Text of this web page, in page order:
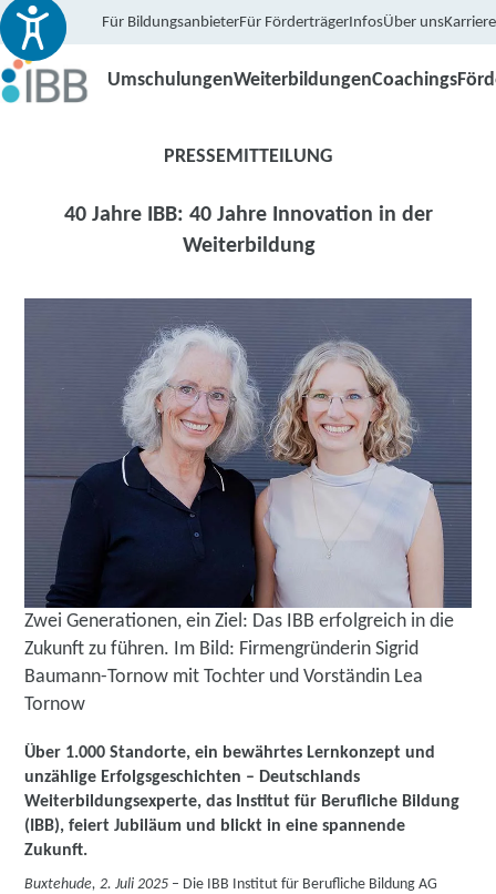
Für BildungsanbieterFür FörderträgerInfosÜber unsKarriere
UmschulungenWeiterbildungenCoachings
PRESSEMITTEILUNG
40 Jahre IBB: 40 Jahre Innovation in der
Weiterbildung
Zwei Generationen, ein Ziel: Das IBB erfolgreich in die
Zukunft zu führen. Im Bild: Firmengründerin Sigrid
Baumann-Tornow mit Tochter und Vorständin Lea
Tornow
Über 1.000 Standorte, ein bewährtes Lernkonzept und
unzählige Erfolgsgeschichten – Deutschlands
Weiterbildungsexperte, das Institut für Berufliche Bildung
(IBB), feiert Jubiläum und blickt in eine spannende
Zukunft.
Buxtehude, 2. Juli 2025 – Die IBB Institut für Berufliche Bildung AG